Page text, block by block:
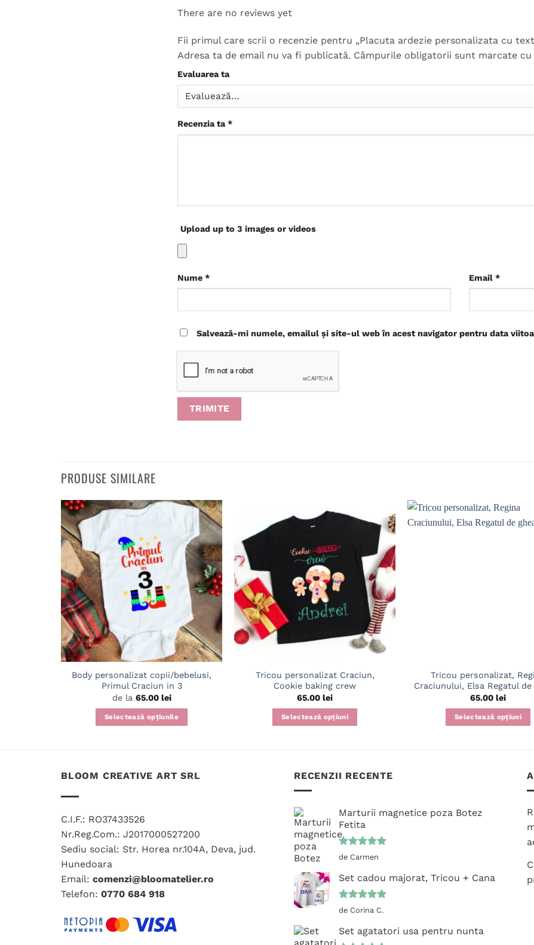
There are no reviews yet
Fii primul care scrii o recenzie pentru „Placuta ardezie personalizata cu
Adresa ta de email nu va fi publicată. Câmpurile obligatorii sunt marcate cu
Evaluarea ta
Recenzia ta*
Upload up to 3 images or videos
Nume * Email *
Salvează-mi numele, emailul și site-ul web în acest navigator pentru data
PRODUSE SIMILARE
Adaugă
în
wishlist
Body personalizat copii/bebelusi,
Primul Craciun in 3
de la 65.00 lei
Selectează opțiunile
mai
Opțiunile
alese
pagina
produsului.
Adaugă
în
wishlist
Tricou personalizat Craciun,
Cookie baking crew
65.00 lei
Selectează opțiuni
mai
Opțiunile
pot
alese
pagina
produsului.
Tricou personalizat,
Craciunului, Elsa Regatul de
65.00 lei
Selectează opțiuni
pagina
BLOOM CREATIVE ART SRL
C.I.F.: RO37433526
Nr.Reg.Com.: J2017000527200
Sediu social: Str. Horea nr.104A, Deva, jud.
Hunedoara
Email: comenzi@bloomatelier.ro
Telefon: 0770 684 918
RECENZII RECENTE
Marturii magnetice poza Botez
Fetita
Evaluat la
de Carmen
Set cadou majorat, Tricou + Cana
Evaluat la
de Corina C.
Set agatatori usa pentru nunta